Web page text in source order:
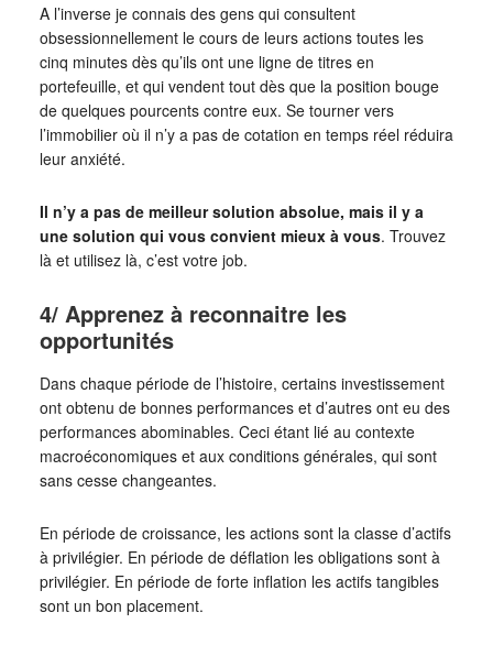
A l’inverse je connais des gens qui consultent
obsessionnellement le cours de leurs actions toutes les
cinq minutes dès qu’ils ont une ligne de titres en
portefeuille, et qui vendent tout dès que la position bouge
de quelques pourcents contre eux. Se tourner vers
l’immobilier où il n’y a pas de cotation en temps réel réduira
leur anxiété.
Il n’y a pas de meilleur solution absolue, mais il y a
une solution qui vous convient mieux à vous. Trouvez
là et utilisez là, c’est votre job.
4/ Apprenez à reconnaitre les
opportunités
Dans chaque période de l’histoire, certains investissement
ont obtenu de bonnes performances et d’autres ont eu des
performances abominables. Ceci étant lié au contexte
macroéconomiques et aux conditions générales, qui sont
sans cesse changeantes.
En période de croissance, les actions sont la classe d’actifs
à privilégier. En période de déflation les obligations sont à
privilégier. En période de forte inflation les actifs tangibles
sont un bon placement.